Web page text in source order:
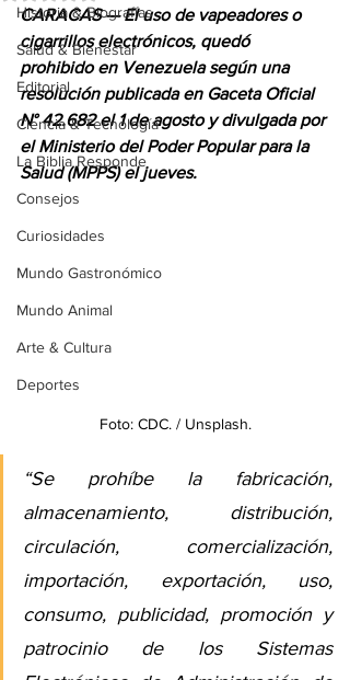
Historia & Biografías
Salud & Bienestar
Editorial
Ciencia & Tecnología
La Biblia Responde
Consejos
Curiosidades
Mundo Gastronómico
Mundo Animal
Arte & Cultura
Deportes
CARACAS — El uso de vapeadores o
cigarrillos electrónicos, quedó
prohibido en Venezuela según una
resolución publicada en Gaceta Oficial
N° 42.682 el 1 de agosto y divulgada por
el Ministerio del Poder Popular para la
Salud (MPPS) el jueves.
Foto: CDC. / Unsplash.
“Se prohíbe la fabricación,
almacenamiento, distribución,
circulación, comercialización,
importación, exportación, uso,
consumo, publicidad, promoción y
patrocinio de los Sistemas